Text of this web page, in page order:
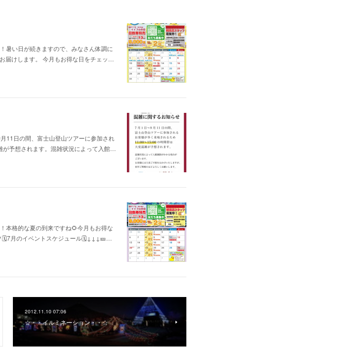
暑い日が続きますので、みなさん体調に
届けします。 今月もお得な日をチェッ…
11日の間、富士山登山ツアーに参加され
が予想されます。混雑状況によって入館…
本格的な夏の到来ですね🌻今月もお得な
月のイベントスケジュール🗓️↓↓↓🎫…
2012.11.10 07:06
☆・・イルミネーション・・☆